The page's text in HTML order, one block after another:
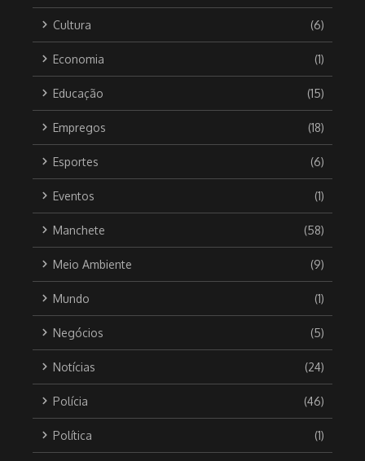
Cultura (6)
Economia (1)
Educação (15)
Empregos (18)
Esportes (6)
Eventos (1)
Manchete (58)
Meio Ambiente (9)
Mundo (1)
Negócios (5)
Notícias (24)
Polícia (46)
Política (1)